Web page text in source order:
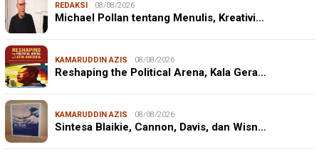
REDAKSI 08/08/2026
Michael Pollan tentang Menulis, Kreativi…
KAMARUDDIN AZIS 08/08/2026
Reshaping the Political Arena, Kala Gera…
KAMARUDDIN AZIS 08/08/2026
Sintesa Blaikie, Cannon, Davis, dan Wisn…